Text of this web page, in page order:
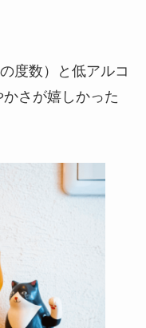
度数）と低アルコ
さが嬉しかった